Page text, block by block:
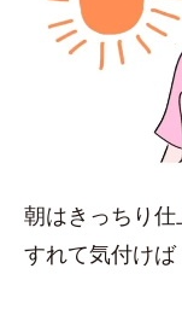
朝はきっちり
すれて気付け